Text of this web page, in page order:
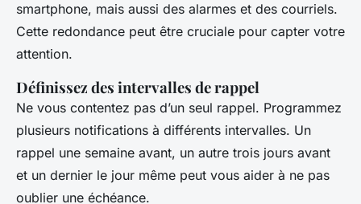
smartphone, mais aussi des alarmes et des courriels.
Cette redondance peut être cruciale pour capter votre
attention.
Définissez des intervalles de rappel
Ne vous contentez pas d’un seul rappel. Programmez
plusieurs notifications à différents intervalles. Un
rappel une semaine avant, un autre trois jours avant
et un dernier le jour même peut vous aider à ne pas
oublier une échéance.